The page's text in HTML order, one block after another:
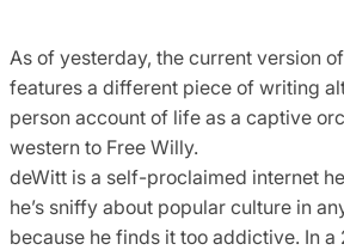
As of yesterday, the current version
features a different piece of writing
person account of life as a captive
western to Free Willy.
deWitt is a self-proclaimed internet
he’s sniffy about popular culture in
because he finds it too addictive. In a